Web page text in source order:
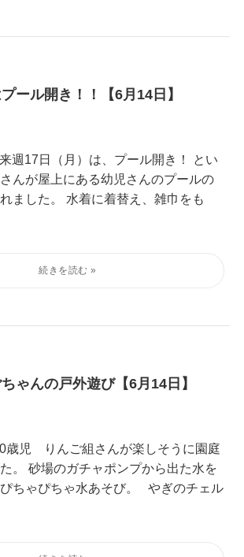
ール開き！！【6月14日】
週17日（月）は、プール開き！ とい
んが屋上にある幼児さんのプールの
ました。 水着に着替え、雑巾をも
ゃんの戸外遊び【6月14日】
歳児 りんご組さんが楽しそうに園庭
。 砂場のガチャポンプから出た水を
ちゃぴちゃ水あそび。 やぎのチェル